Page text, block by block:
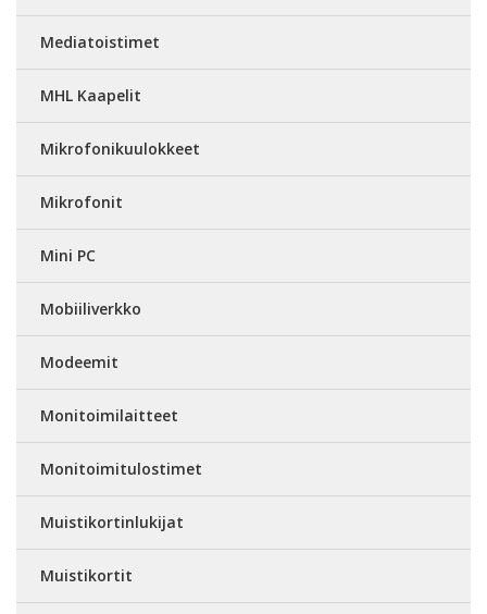
Mediatoistimet
MHL Kaapelit
Mikrofonikuulokkeet
Mikrofonit
Mini PC
Mobiiliverkko
Modeemit
Monitoimilaitteet
Monitoimitulostimet
Muistikortinlukijat
Muistikortit